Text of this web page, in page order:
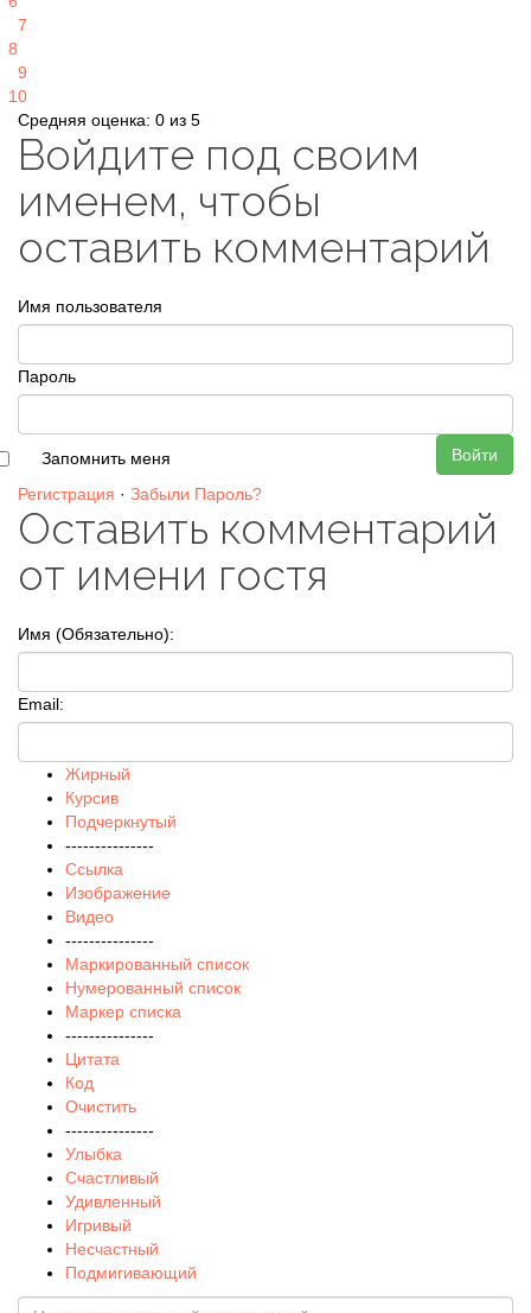
7
8
9
10
Средняя оценка: 0 из 5
Войдите под своим
именем, чтобы
оставить комментарий
Имя пользователя
Пароль
Войти
Запомнить меня
Регистрация · Забыли Пароль?
Оставить комментарий
от имени гостя
Имя (Обязательно):
Email:
Жирный
Курсив
Подчеркнутый
---------------
Ссылка
Изображение
Видео
---------------
Маркированный список
Нумерованный список
Маркер списка
---------------
Цитата
Код
Очистить
---------------
Улыбка
Счастливый
Удивленный
Игривый
Несчастный
Подмигивающий